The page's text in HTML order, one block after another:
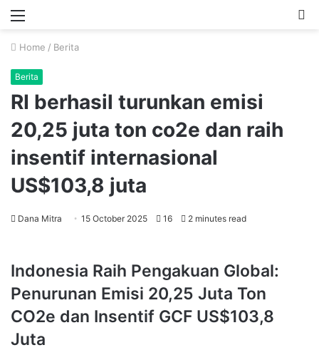
Menu
Home / Berita
Berita
RI berhasil turunkan emisi
20,25 juta ton co2e dan raih
insentif internasional
US$103,8 juta
Dana Mitra 15 October 2025 16 2 minutes read
Indonesia Raih Pengakuan Global:
Penurunan Emisi 20,25 Juta Ton
CO2e dan Insentif GCF US$103,8
Juta